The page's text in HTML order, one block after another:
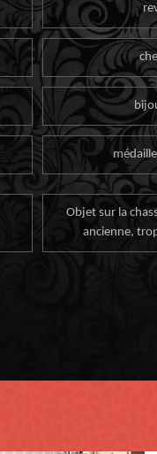
Objet sur la
ancienne,